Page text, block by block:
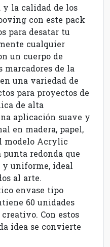
la calidad de los
con este pack
para desatar tu
cualquier
un cuerpo de
marcadores de la
una variedad de
para proyectos de
de alta
aplicación suave y
en madera, papel,
modelo Acrylic
redonda que
uniforme, ideal
al arte.
envase tipo
60 unidades
Con estos
idea se convierte